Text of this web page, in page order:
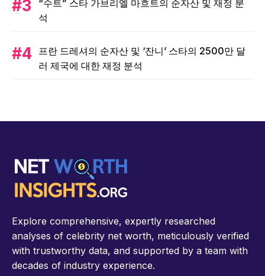
“수트” 스타 가브리엘 마흐트의 순자산 및 재정 분
석
프란 드레셔의 순자산 및 ‘잔니’ 스타의 2500만 달
러 제국에 대한 재정 분석
Explore comprehensive, expertly researched
analyses of celebrity net worth, meticulously verified
with trustworthy data, and supported by a team with
decades of industry experience.